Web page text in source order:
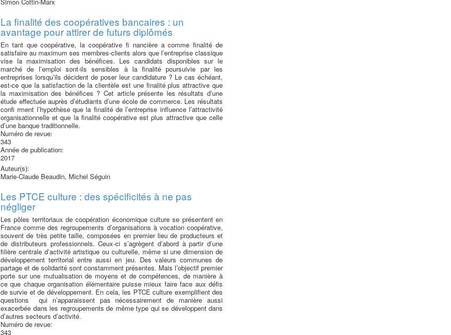
La finalité des coopératives bancaires : un
avantage pour attirer de futurs diplômés
En tant que coopérative, la coopérative fi nancière a comme finalité de
satisfaire au maximum ses membres-clients alors que l’entreprise classique
vise la maximisation des bénéfices. Les candidats disponibles sur le
marché de l’emploi sont-ils sensibles à la finalité poursuivie par les
entreprises lorsqu’ils décident de poser leur candidature ? Le cas échéant,
est-ce que la satisfaction de la clientèle est une finalité plus attractive que
la maximisation des bénéfices ? Cet article présente les résultats d’une
étude effectuée auprès d’étudiants d’une école de commerce. Les résultats
confi rment l’hypothèse que la finalité de l’entreprise influence l’attractivité
organisationnelle et que la finalité coopérative est plus attractive que celle
d’une banque traditionnelle.
Numéro de revue:
343
Année de publication:
2017
Auteur(s):
Marie-Claude Beaudin, Michel Séguin
Les PTCE culture : des spécificités à ne pas
négliger
Les pôles territoriaux de coopération économique culture se présentent en
France comme des regroupements d’organisations à vocation coopérative,
souvent de très petite taille, composées en premier lieu de producteurs et
de distributeurs professionnels. Ceux-ci s’agrègent d’abord à partir d’une
filière centrale d’activité artistique ou culturelle, même si une dimension de
développement territorial entre aussi en jeu. Des valeurs communes de
partage et de solidarité sont constamment présentes. Mais l’objectif premier
porte sur une mutualisation de moyens et de compétences, de manière à
ce que chaque organisation élémentaire puisse mieux faire face aux défis
de survie et de développement. En cela, les PTCE culture exemplifient des
questions qui n’apparaissent pas nécessairement de manière aussi
exacerbée dans les regroupements de même type qui se développent dans
d’autres secteurs d’activité.
Numéro de revue:
343